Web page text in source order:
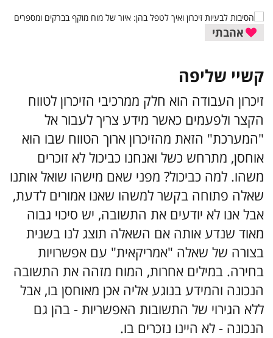
אהבתי
קשיי שליפה
זיכרון העבודה הוא חלק ממרכיבי הזיכרון לטווח
הקצר ולפעמים כאשר מידע צריך לעבור אל
"המערכת" הזאת מהזיכרון ארוך הטווח שבו הוא
אוחסן, מתרחש כשל ואנחנו כביכול לא זוכרים
משהו. למה כביכול? מפני שאם מישהו שואל אותנו
שאלה פתוחה בקשר למשהו שאנו אמורים לדעת,
אבל אנו לא יודעים את התשובה, יש סיכוי גבוה
מאוד שנדע אותה אם השאלה תוצג לנו בשנית
בצורה של שאלה "אמריקאית" עם אפשרויות
בחירה. במילים אחרות, המוח מזהה את התשובה
הנכונה והמידע בנוגע אליה אכן מאוחסן בו, אבל
ללא הגירוי של התשובות האפשריות - בהן גם
הנכונה - לא היינו נזכרים בו.